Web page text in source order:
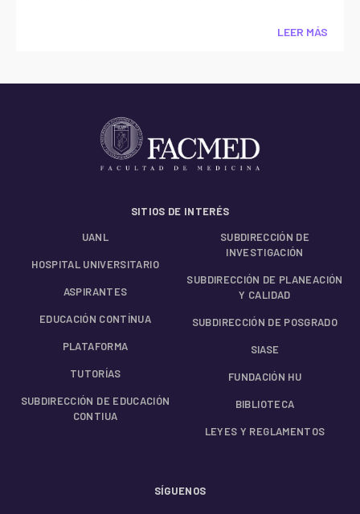
LEER MÁS
SITIOS DE INTERÉS
UANL
HOSPITAL UNIVERSITARIO
ASPIRANTES
EDUCACIÓN CONTÍNUA
PLATAFORMA
TUTORÍAS
SUBDIRECCIÓN DE EDUCACIÓN
CONTIUA
SUBDIRECCIÓN DE
INVESTIGACIÓN
SUBDIRECCIÓN DE PLANEACIÓN
Y CALIDAD
SUBDIRECCIÓN DE POSGRADO
SIASE
FUNDACIÓN HU
BIBLIOTECA
LEYES Y REGLAMENTOS
SÍGUENOS